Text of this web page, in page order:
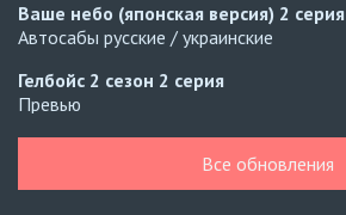
Ваше небо (японская версия) 2 серия
Автосабы русские / украинские
Гелбойс 2 сезон 2 серия
Превью
Автосабы русские / украинские
Все обновления